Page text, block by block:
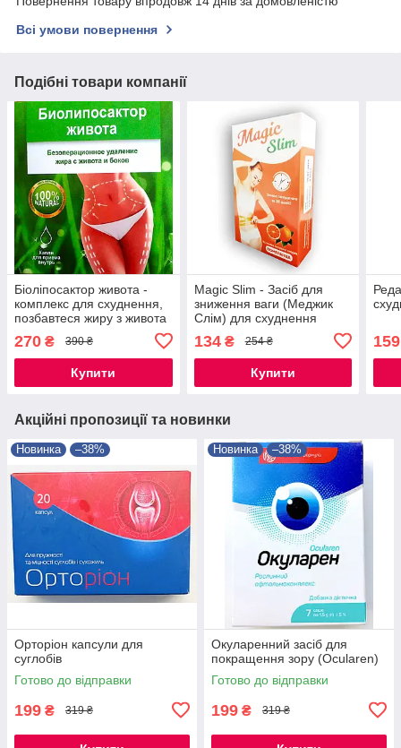
Всі умови повернення
Подібні товари компанії
Біоліпосактор живота -
комплекс для схуднення,
позбавтеся жиру з живота
270 ₴ 390 ₴
Купити
Magic Slim - Засіб для
зниження ваги (Меджик
Слім) для схуднення
134₴ 254 ₴
Купити
159
Акційні пропозиції та новинки
Новинка –38%
Орторіон капсули для
суглобів
Готово до відправки
199 ₴ 319 ₴
Новинка –38%
Окуларенний засіб для
покращення зору (Ocularen)
Готово до відправки
199 ₴ 319 ₴